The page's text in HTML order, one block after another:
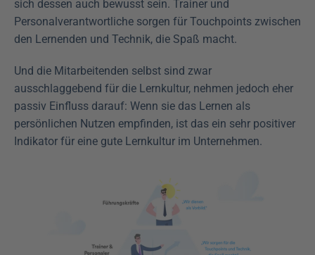
sich dessen auch bewusst sein. Trainer und
Personalverantwortliche sorgen für Touchpoints zwischen
den Lernenden und Technik, die Spaß macht.
Und die Mitarbeitenden selbst sind zwar
ausschlaggebend für die Lernkultur, nehmen jedoch eher
passiv Einfluss darauf: Wenn sie das Lernen als
persönlichen Nutzen empfinden, ist das ein sehr positiver
Indikator für eine gute Lernkultur im Unternehmen.